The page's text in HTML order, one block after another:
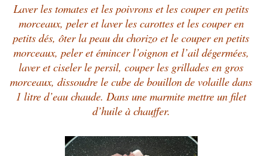
Laver les tomates et les poivrons et les couper en petits
morceaux, peler et laver les carottes et les couper en
petits dés, ôter la peau du chorizo et le couper en petits
morceaux, peler et émincer l’oignon et l’ail dégermées,
laver et ciseler le persil, couper les grillades en gros
morceaux, dissoudre le cube de bouillon de volaille dans
1 litre d’eau chaude. Dans une marmite mettre un filet
d’huile à chauffer.